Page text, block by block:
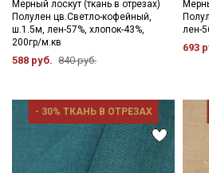
зависимости от партии тон ткани
Мерный лоскут (ткань в отрезах)
Полулен цв.Светло-кофейный,
ш.1.5м, лен-57%, хлопок-43%,
200гр/м.кв
588 руб. 840 руб.
лен-
693
- 30% ТКАНЬ В ОТРЕЗАХ